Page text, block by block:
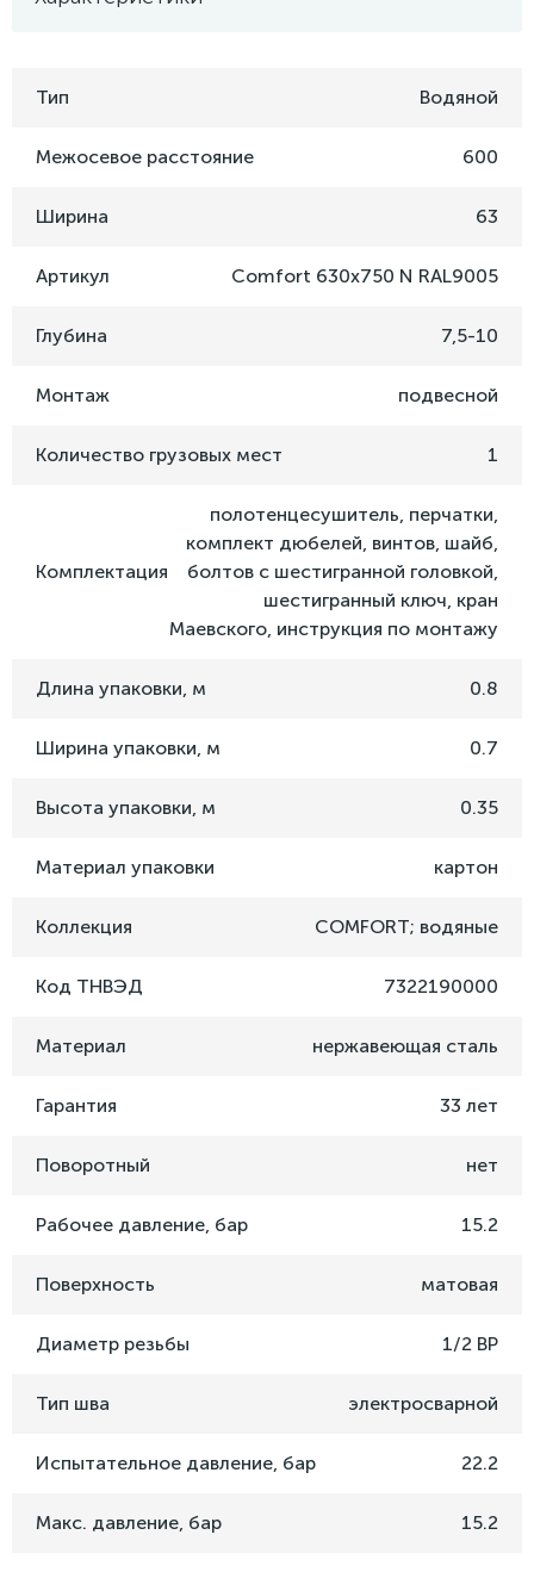
Тип Водяной
Межосевое расстояние 600
Ширина 63
Артикул Comfort 630x750 N RAL9005
Глубина 7,5-10
Монтаж подвесной
Количество грузовых мест 1
Комплектация
полотенцесушитель, перчатки,
комплект дюбелей, винтов, шайб,
болтов с шестигранной головкой,
шестигранный ключ, кран
Маевского, инструкция по монтажу
Длина упаковки, м 0.8
Ширина упаковки, м 0.7
Высота упаковки, м 0.35
Материал упаковки картон
Коллекция COMFORT; водяные
Код ТНВЭД 7322190000
Материал нержавеющая сталь
Гарантия 33 лет
Поворотный нет
Рабочее давление, бар 15.2
Поверхность матовая
Диаметр резьбы 1/2 ВР
Тип шва электросварной
Испытательное давление, бар 22.2
Макс. давление, бар 15.2